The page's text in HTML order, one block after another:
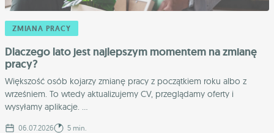
ZMIANA PRACY
Dlaczego lato jest najlepszym momentem na zmianę
pracy?
Większość osób kojarzy zmianę pracy z początkiem roku albo z
wrześniem. To wtedy aktualizujemy CV, przeglądamy oferty i
wysyłamy aplikacje. ...
06.07.2026 5 min.